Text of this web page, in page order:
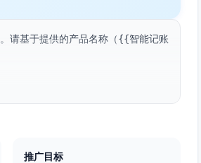
请基于提供的产品名称（{{智能记账
推广目标